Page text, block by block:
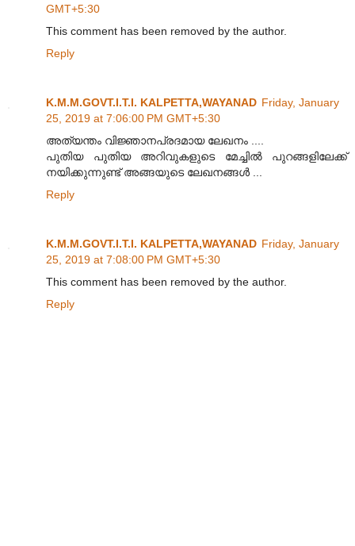
GMT+5:30
This comment has been removed by the author.
Reply
K.M.M.GOVT.I.T.I. KALPETTA,WAYANAD Friday, January
25, 2019 at 7:06:00 PM GMT+5:30
അത്യന്തം വിജ്ഞാനപ്രദമായ ലേഖനം ....
പുതിയ പുതിയ അറിവുകളുടെ മേച്ചിൽ പുറങ്ങളിലേക്ക്
നയിക്കുന്നുണ്ട് അങ്ങയുടെ ലേഖനങ്ങൾ ...
Reply
K.M.M.GOVT.I.T.I. KALPETTA,WAYANAD Friday, January
25, 2019 at 7:08:00 PM GMT+5:30
This comment has been removed by the author.
Reply